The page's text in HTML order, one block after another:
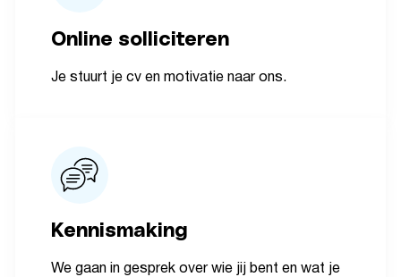
Online solliciteren
Je stuurt je cv en motivatie naar ons.
Kennismaking
We gaan in gesprek over wie jij bent en wat je